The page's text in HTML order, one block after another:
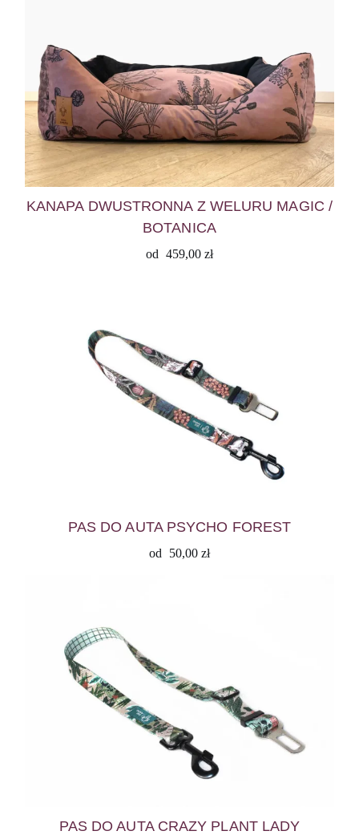
KANAPA DWUSTRONNA Z WELURU MAGIC /
BOTANICA
od 459,00 zł
PAS DO AUTA PSYCHO FOREST
od 50,00 zł
PAS DO AUTA CRAZY PLANT LADY